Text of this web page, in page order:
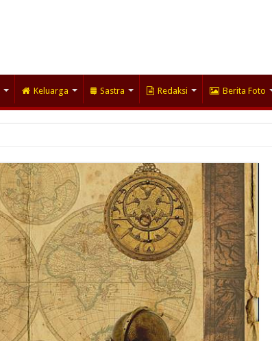
Keluarga Sastra Redaksi Berita Foto